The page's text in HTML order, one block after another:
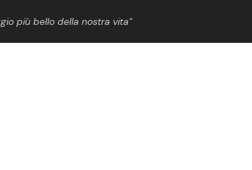
più bello della nostra vita”